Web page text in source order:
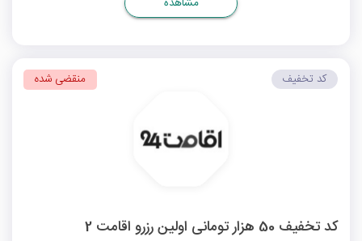
کد تخفیف 50 هزار تومانی اولین رزرو اقامت 2
کد تخفیف منقضی شده